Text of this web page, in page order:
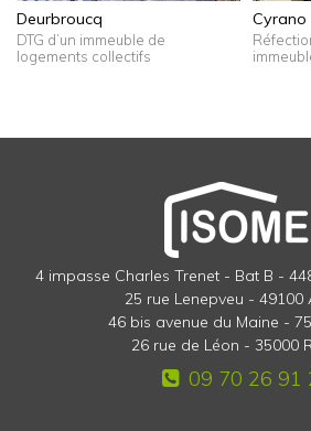
Deurbroucq
DTG d’un immeuble de
logements collectifs
Cyrano
4 impasse Charles Trenet - Bat B -
25 rue Lenepveu - 49100
46 bis avenue du Maine -
26 rue de Léon - 35000
09 70 26 91